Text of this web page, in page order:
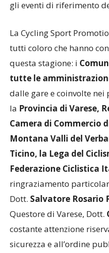
ulteriormente il ruolo del
La Cycling Sport
tutti coloro che hanno
questa stagione: i
tutte le
dalle gare e coinvolte
laProvincia di Varese,
Camera di Commercio
Montana Valli del
Ticino, la Lega del
Federazione Ciclistica
ringraziamento
Dott.Salvatore Rosario
Questore di Varese, Dott.
costante attenzione